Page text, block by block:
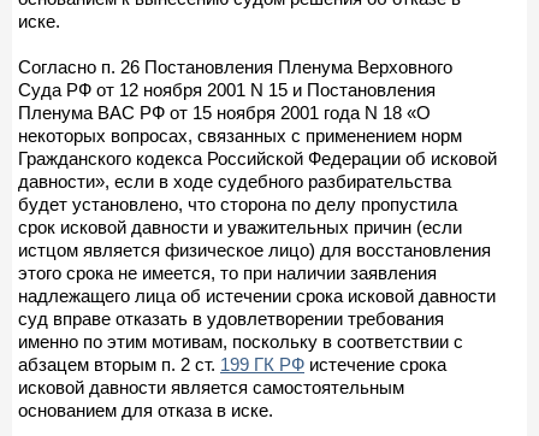
иске.
Согласно п. 26 Постановления Пленума Верховного
Суда РФ от 12 ноября 2001 N 15 и Постановления
Пленума ВАС РФ от 15 ноября 2001 года N 18 «О
некоторых вопросах, связанных с применением норм
Гражданского кодекса Российской Федерации об исковой
давности», если в ходе судебного разбирательства
будет установлено, что сторона по делу пропустила
срок исковой давности и уважительных причин (если
истцом является физическое лицо) для восстановления
этого срока не имеется, то при наличии заявления
надлежащего лица об истечении срока исковой давности
суд вправе отказать в удовлетворении требования
именно по этим мотивам, поскольку в соответствии с
абзацем вторым п. 2 ст. 199 ГК РФ истечение срока
исковой давности является самостоятельным
основанием для отказа в иске.